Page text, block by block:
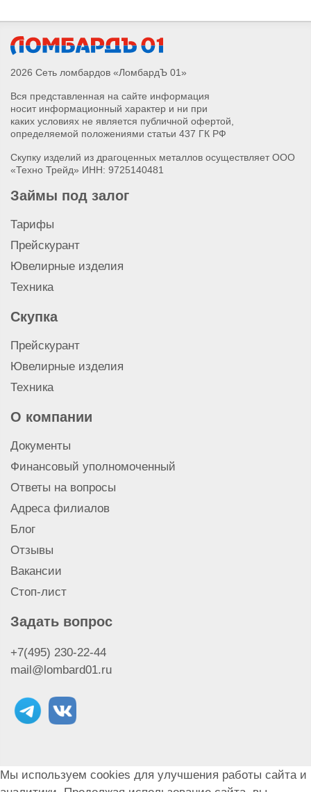
2026 Сеть ломбардов «ЛомбардЪ 01»
Вся представленная на сайте информация
носит информационный характер и ни при
каких условиях не является публичной офертой,
определяемой положениями статьи 437 ГК РФ
Скупку изделий из драгоценных металлов осуществляет ООО
«Техно Трейд» ИНН: 9725140481
Займы под залог
Тарифы
Прейскурант
Ювелирные изделия
Техника
Скупка
Прейскурант
Ювелирные изделия
Техника
О компании
Документы
Финансовый уполномоченный
Ответы на вопросы
Адреса филиалов
Блог
Отзывы
Вакансии
Стоп-лист
Задать вопрос
+7(495) 230-22-44
mail@lombard01.ru
Мы используем cookies для улучшения работы сайта и